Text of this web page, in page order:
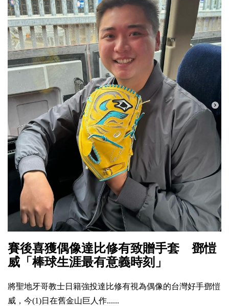
賽後喜獲偶像達比修有致贈手套 鄧愷
威「棒球生涯最有意義時刻」
將聖地牙哥教士日籍強投達比修有視為偶像的台灣好手鄧愷
威，今(1)日在舊金山巨人作......